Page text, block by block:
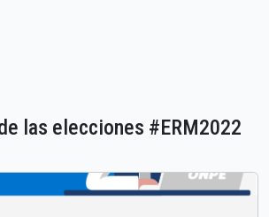
las elecciones #ERM2022